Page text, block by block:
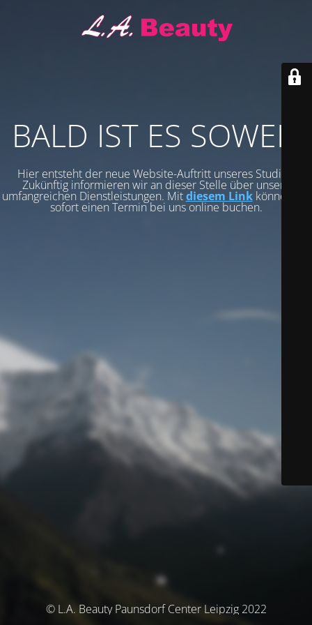
BALD IST ES SOWEIT
Hier entsteht der neue Website-Auftritt unseres Studios.
Zukünftig informieren wir an dieser Stelle über unsere
umfangreichen Dienstleistungen. Mitdiesem Linkkönnen Sie
sofort einen Termin bei uns online buchen.
© L.A. Beauty Paunsdorf Center Leipzig 2022